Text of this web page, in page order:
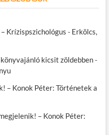
Krízispszichológus - Erkölcs,
kicsit zöldebben-
– Konok Péter: Történetek a
– Konok Péter: